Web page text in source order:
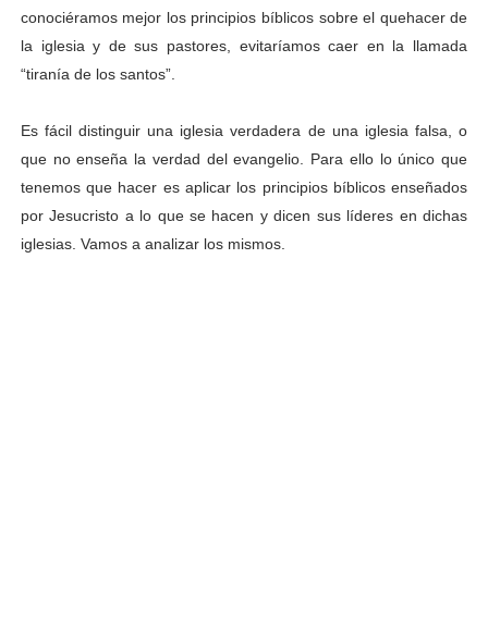
conociéramos mejor los principios bíblicos sobre el quehacer de
la iglesia y de sus pastores, evitaríamos caer en la llamada
“tiranía de los santos”.
Es fácil distinguir una iglesia verdadera de una iglesia falsa, o
que no enseña la verdad del evangelio. Para ello lo único que
tenemos que hacer es aplicar los principios bíblicos enseñados
por Jesucristo a lo que se hacen y dicen sus líderes en dichas
iglesias. Vamos a analizar los mismos.